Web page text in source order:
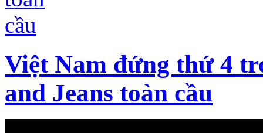
Việt Nam đứng thứ 4
and Jeans toàn cầu